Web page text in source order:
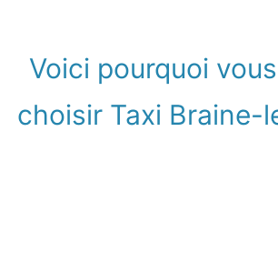
Voici pourquoi
choisir Taxi Braine-